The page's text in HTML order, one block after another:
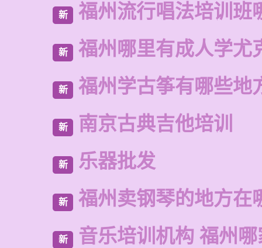
新 福州流行唱法培训班
新 福州哪里有成人学尤
新 福州学古筝有哪些地
新 南京古典吉他培训
新 乐器批发
新 福州卖钢琴的地方在
新 音乐培训机构 福州